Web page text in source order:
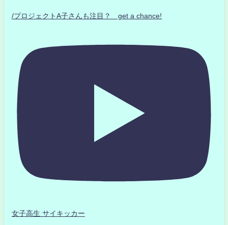
/プロジェクトA子さんも注目？ get a chance!
女子高生 サイキッカー